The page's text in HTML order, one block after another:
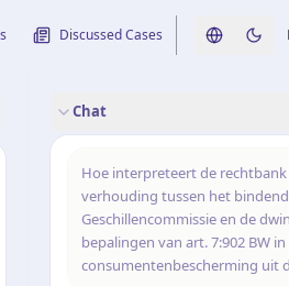
Discussed Cases Switch
uitspraak
Chat
Hoe interpreteert de rechtbank
verhouding tussen het
Geschillencommissie en de
bepalingen van art. 7:902 BW
consumentenbescherming uit